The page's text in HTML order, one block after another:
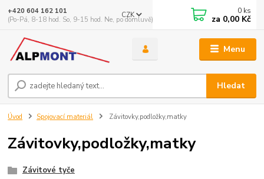
Menu
CZK
Hledat
+420 604 162 101
(Po-Pá, 8-18 hod. So, 9-15 hod. Ne, po domluvě)
0 ks
za 0,00 Kč
Úvod Spojovací materiál Závitovky,podložky,matky
Závitovky,podložky,matky
Závitové tyče